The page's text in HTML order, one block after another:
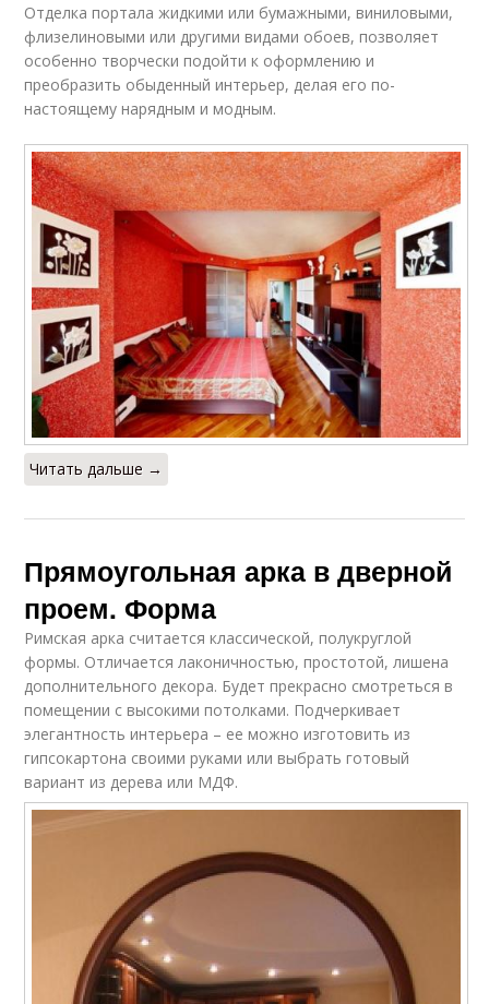
Отделка портала жидкими или бумажными, виниловыми,
флизелиновыми или другими видами обоев, позволяет
особенно творчески подойти к оформлению и
преобразить обыденный интерьер, делая его по-
настоящему нарядным и модным.
Читать дальше →
Прямоугольная арка в дверной
проем. Форма
Римская арка считается классической, полукруглой
формы. Отличается лаконичностью, простотой, лишена
дополнительного декора. Будет прекрасно смотреться в
помещении с высокими потолками. Подчеркивает
элегантность интерьера – ее можно изготовить из
гипсокартона своими руками или выбрать готовый
вариант из дерева или МДФ.